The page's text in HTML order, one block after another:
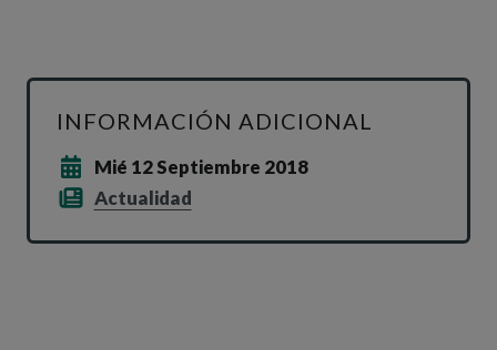
INFORMACIÓN ADICIONAL
Mié 12 Septiembre 2018
Actualidad